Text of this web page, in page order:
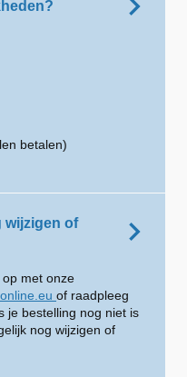
betalen)
wijzigen of
met onze
of raadpleeg
je bestelling nog niet is
nog wijzigen of